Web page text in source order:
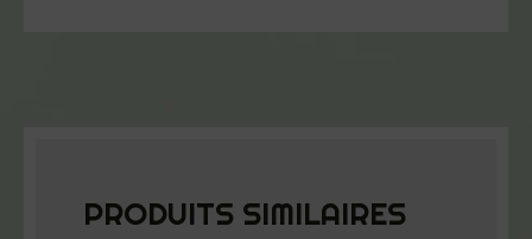
PRODUITS SIMILAIRES